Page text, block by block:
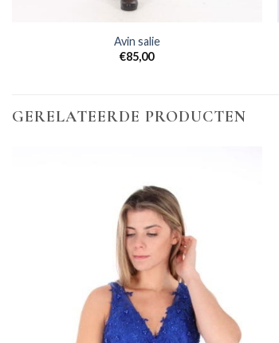
Avin salie
€85,00
GERELATEERDE PRODUCTEN